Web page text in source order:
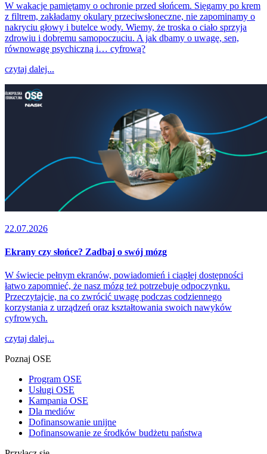
W wakacje pamiętamy o ochronie przed słońcem. Sięgamy po krem
z filtrem, zakładamy okulary przeciwsłoneczne, nie zapominamy o
nakryciu głowy i butelce wody. Wiemy, że troska o ciało sprzyja
zdrowiu i dobremu samopoczuciu. A jak dbamy o uwagę, sen,
równowagę psychiczną i… cyfrową?
czytaj dalej...
22.07.2026
Ekrany czy słońce? Zadbaj o swój mózg
W świecie pełnym ekranów, powiadomień i ciągłej dostępności
łatwo zapomnieć, że nasz mózg też potrzebuje odpoczynku.
Przeczytajcie, na co zwrócić uwagę podczas codziennego
korzystania z urządzeń oraz kształtowania swoich nawyków
cyfrowych.
czytaj dalej...
Poznaj OSE
Program OSE
Usługi OSE
Kampania OSE
Dla mediów
Dofinansowanie unijne
Dofinansowanie ze środków budżetu państwa